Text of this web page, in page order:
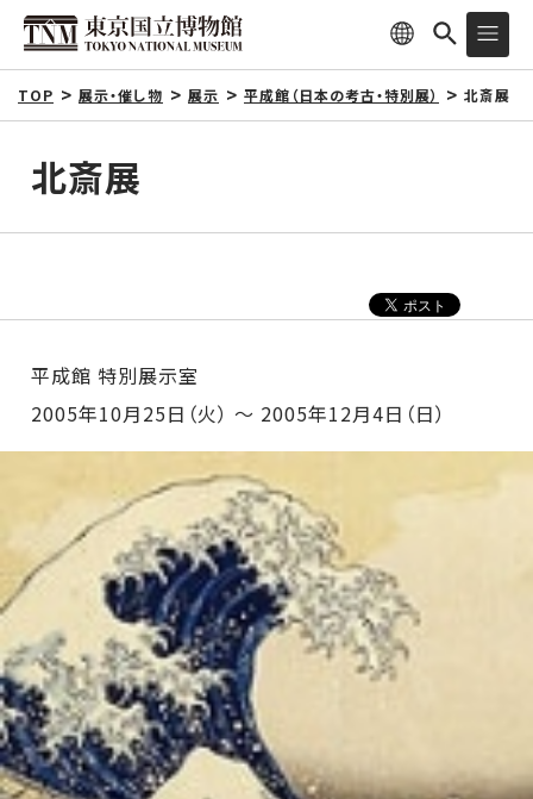
TOP 展示・催し物 展示 平成館（日本の考古・特別展） 北斎展
北斎展
平成館 特別展示室
2005年10月25日（火） ～ 2005年12月4日（日）